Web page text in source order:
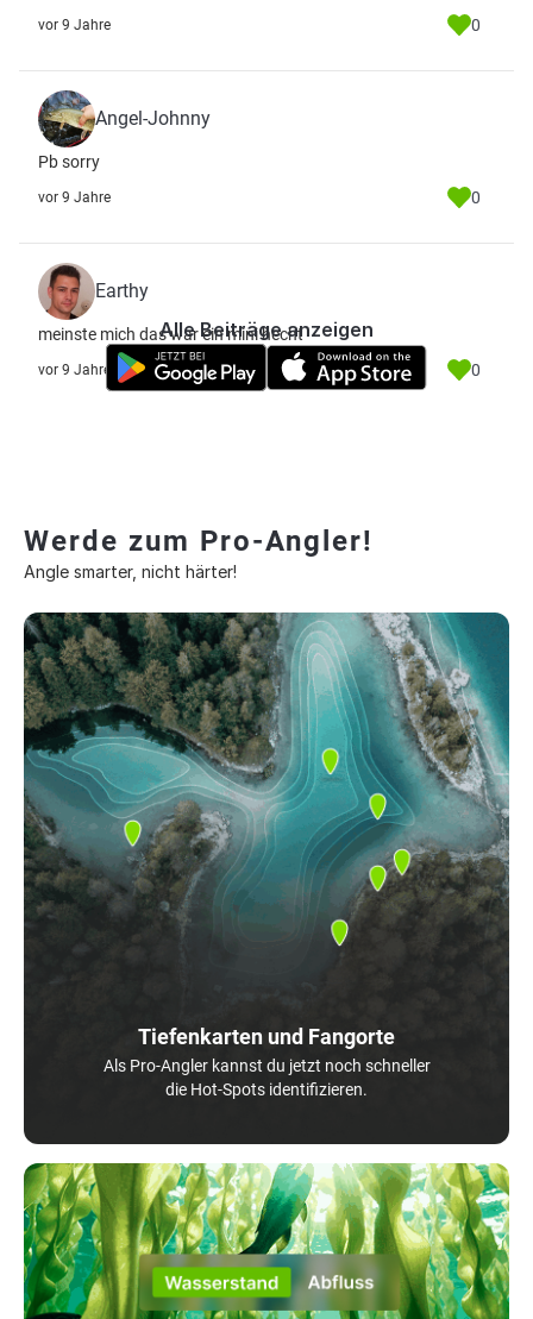
vor 9 Jahre 0
Angel-Johnny
Pb sorry
vor 9 Jahre 0
Earthy
meinste mich das war ein mini hecht
vor 9 Jahre 0
Alle Beiträge anzeigen
Werde zum Pro-Angler!
Angle smarter, nicht härter!
Tiefenkarten und Fangorte
Als Pro-Angler kannst du jetzt noch schneller
die Hot-Spots identifizieren.